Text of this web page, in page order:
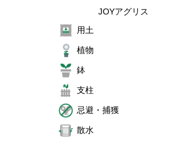
JOYアグリス
用土
植物
鉢
支柱
忌避・捕獲
散水